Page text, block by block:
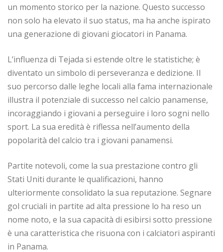
un momento storico per la nazione. Questo successo
non solo ha elevato il suo status, ma ha anche ispirato
una generazione di giovani giocatori in Panama.
L’influenza di Tejada si estende oltre le statistiche; è
diventato un simbolo di perseveranza e dedizione. Il
suo percorso dalle leghe locali alla fama internazionale
illustra il potenziale di successo nel calcio panamense,
incoraggiando i giovani a perseguire i loro sogni nello
sport. La sua eredità è riflessa nell’aumento della
popolarità del calcio tra i giovani panamensi.
Partite notevoli, come la sua prestazione contro gli
Stati Uniti durante le qualificazioni, hanno
ulteriormente consolidato la sua reputazione. Segnare
gol cruciali in partite ad alta pressione lo ha reso un
nome noto, e la sua capacità di esibirsi sotto pressione
è una caratteristica che risuona con i calciatori aspiranti
in Panama.